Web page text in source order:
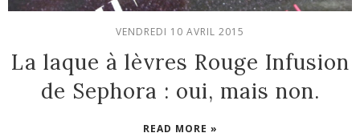
VENDREDI 10 AVRIL 2015
La laque à lèvres Rouge Infusion
de Sephora : oui, mais non.
READ MORE »